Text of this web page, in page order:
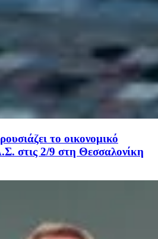
το οικονομικό
στις 2/9 στη Θεσσαλονίκη